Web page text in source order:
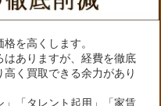
を高くします。
ありますが、経費を徹底
く買取できる余力があり
」「タレント起用」「家賃